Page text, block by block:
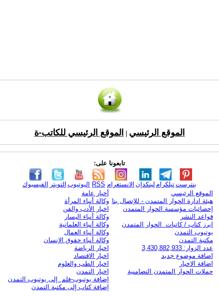
الموقع الرئيسي الموقع الرئيسي للكاتب-ة
تابعونا على:
الفيسبوك التويتر اليوتيوب RSS الانستغرام لينكدإن تيلكرامبنترست
الموقع الرئيسي
هيئة ادارة الحوار المتمدن - للإتصال بنا
إحصائيات مؤسسة الحوار المتمدن
قواعد النشر
ابرز كتاب / كاتبات الحوار المتمدن
يوتيوب التمدن
مكتبة التمدن
عدد الزوار: 3,430,882,933
اضافة موضوع جديد
اضافة الاخبار
حملات الحوار المتمدن التضامنية
أخبار عامة
وكالة أنباء المرأة
اخبار الأدب والفن
وكالة أنباء اليسار
وكالة أنباء العلمانية
وكالة أنباء العمال
وكالة أنباء حقوق الإنسان
اخبار الرياضة
اخبار الاقتصاد
اخبار الطب والعلوم
اخبار التمدن
إضافة يوتيوب-فلم إلى يوتيوب التمدن
إضافة كتاب إلى مكتبة التمدن